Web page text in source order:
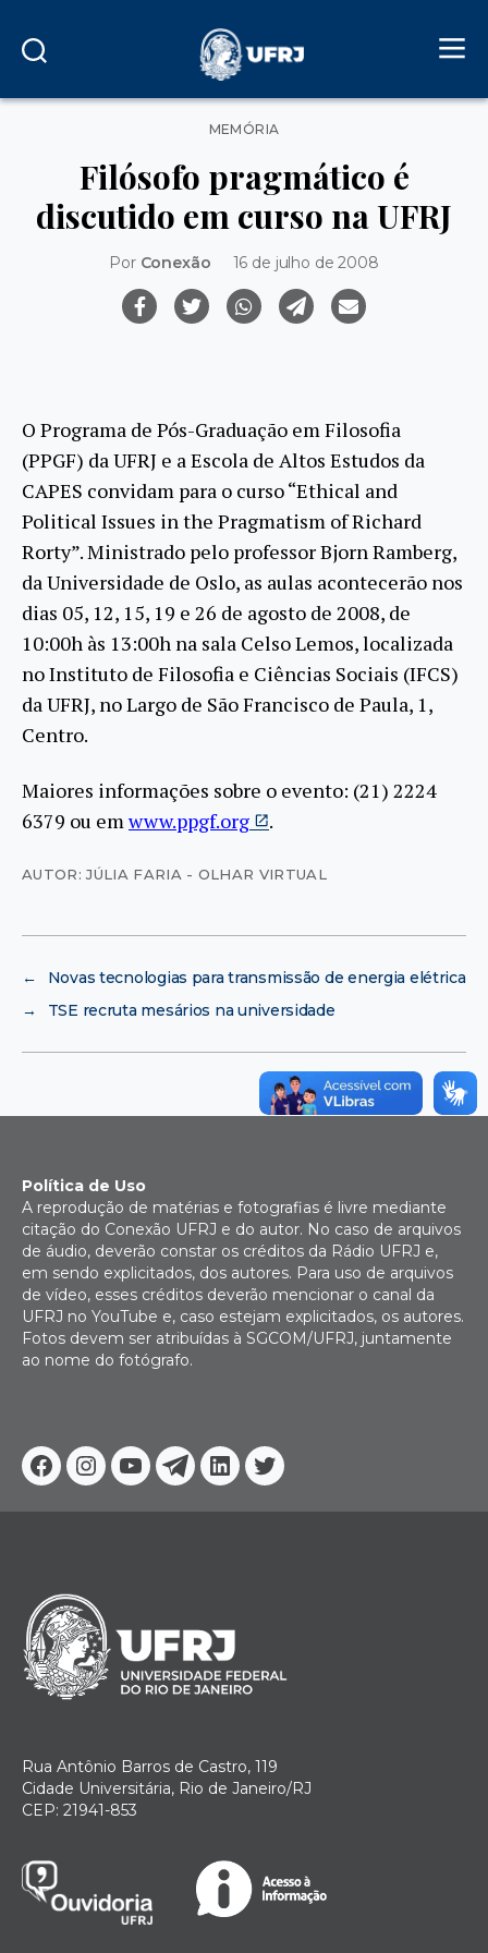
Categorias
MEMÓRIA
Filósofo pragmático é
discutido em curso na UFRJ
Por Conexão 16 de julho de 2008
O Programa de Pós-Graduação em Filosofia
(PPGF) da UFRJ e a Escola de Altos Estudos da
CAPES convidam para o curso “Ethical and
Political Issues in the Pragmatism of Richard
Rorty”. Ministrado pelo professor Bjorn Ramberg,
da Universidade de Oslo, as aulas acontecerão nos
dias 05, 12, 15, 19 e 26 de agosto de 2008, de
10:00h às 13:00h na sala Celso Lemos, localizada
no Instituto de Filosofia e Ciências Sociais (IFCS)
da UFRJ, no Largo de São Francisco de Paula, 1,
Centro.
Maiores informações sobre o evento: (21) 2224
6379 ou emwww.ppgf.org .
AUTOR: JÚLIA FARIA - OLHAR VIRTUAL
←
Novas tecnologias para transmissão de energia elétrica
→
TSE recruta mesários na universidade
Facebook
Instagram
YoutubeTelegram
Linkedin
Twitter
Política de Uso
A reprodução de matérias e fotografias é livre mediante
citação do Conexão UFRJ e do autor. No caso de arquivos
de áudio, deverão constar os créditos da Rádio UFRJ e,
em sendo explicitados, dos autores. Para uso de arquivos
de vídeo, esses créditos deverão mencionar o canal da
UFRJ no YouTube e, caso estejam explicitados, os autores.
Fotos devem ser atribuídas à SGCOM/UFRJ, juntamente
ao nome do fotógrafo.
Rua Antônio Barros de Castro, 119
Cidade Universitária, Rio de Janeiro/RJ
CEP: 21941-853